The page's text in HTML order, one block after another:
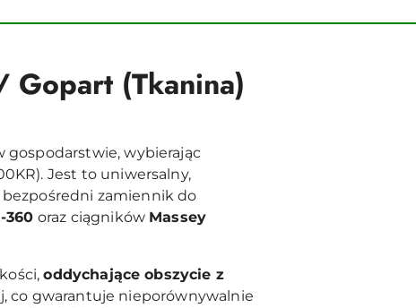
Gopart (Tkanina)
gospodarstwie, wybierając
Jest to uniwersalny,
zamiennik do
360 oraz ciągników Massey
oddychające obszycie z
co gwarantuje nieporównywalnie